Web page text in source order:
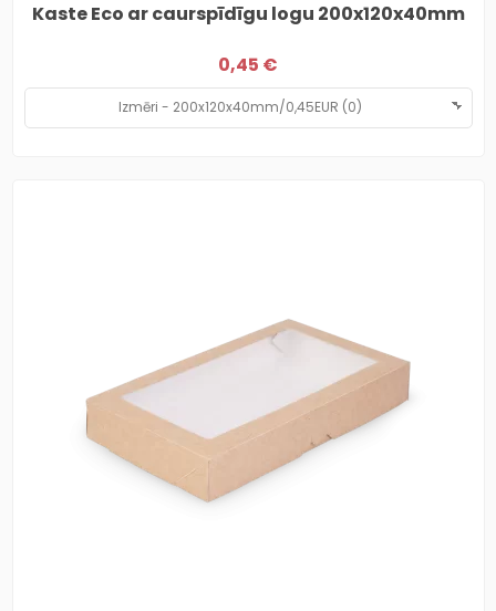
Kaste Eco ar caurspīdīgu logu 200x120x40mm
0,45 €